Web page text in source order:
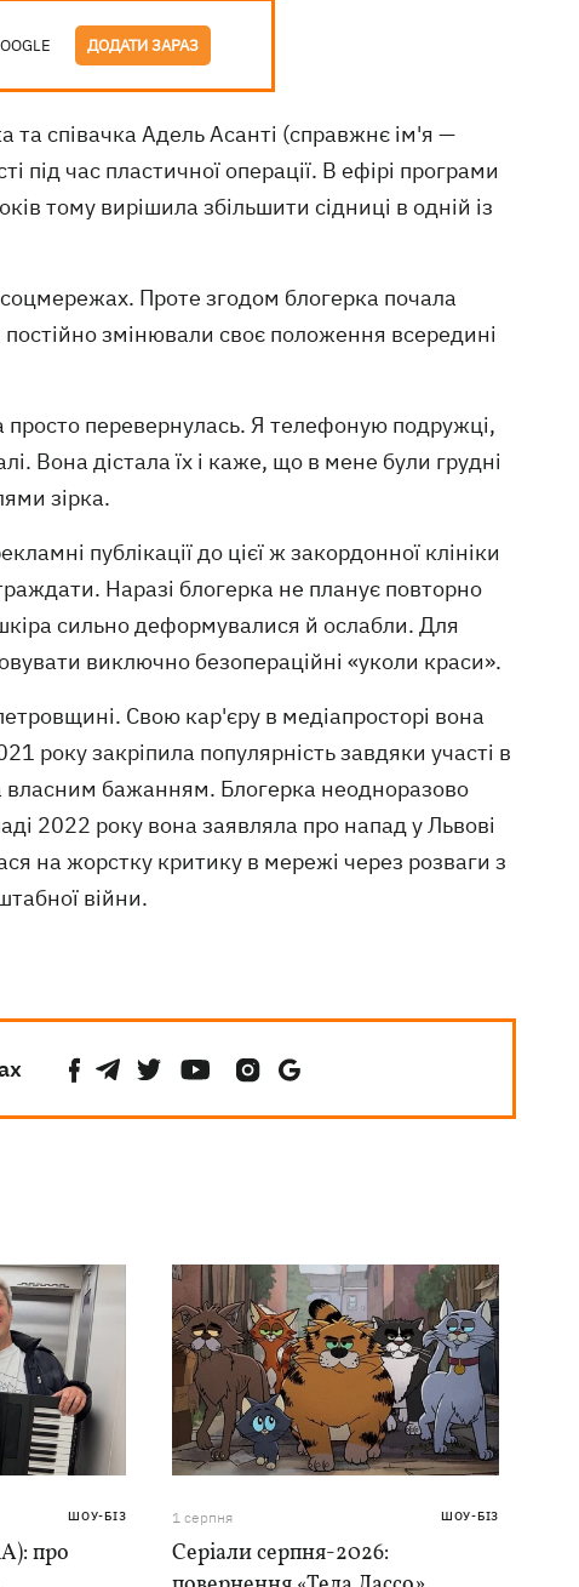
ДОДАТИ ЗАРАЗ
та співачка Адель Асанті (справжнє ім'я —
під час пластичної операції. В ефірі програми
тому вирішила збільшити сідниці в одній із
Проте згодом блогерка почала
змінювали своє положення всередині
перевернулась. Я телефоную подружці,
Вона дістала їх і каже, що в мене були грудні
зірка.
публікації до цієї ж закордонної клініки
Наразі блогерка не планує повторно
сильно деформувалися й ослабли. Для
виключно безопераційні «уколи краси».
Свою кар'єру в медіапросторі вона
року закріпила популярність завдяки участі в
власним бажанням. Блогерка неодноразово
2022 року вона заявляла про напад у Львові
на жорстку критику в мережі через розваги з
війни.
ШОУ-БІЗ
про
1 серпня ШОУ-БІЗ
Серіали серпня-2026: